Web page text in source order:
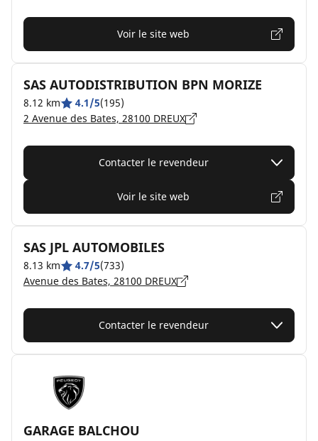
Voir le site web
SAS AUTODISTRIBUTION BPN MORIZE
8.12 km 4.1/5(195)
2 Avenue des Bates, 28100 DREUX
Contacter le revendeur
Voir le site web
SAS JPL AUTOMOBILES
8.13 km 4.7/5(733)
Avenue des Bates, 28100 DREUX
Contacter le revendeur
GARAGE BALCHOU